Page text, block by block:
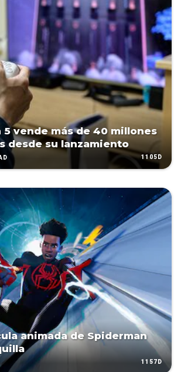
5 vende más de 40 millones
desde su lanzamiento
1105D
animada de Spiderman
1157D